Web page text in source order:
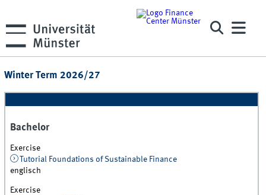
Winter Term 2026/27
Bachelor
Exercise
Tutorial Foundations of Sustainable Finance
englisch
Exercise